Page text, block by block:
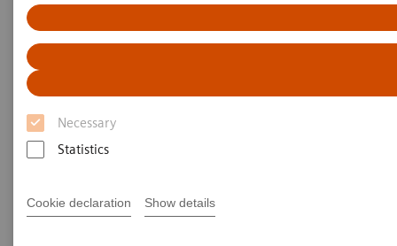
Necessary
Statistics
Cookie declaration Show details
Sistema de Análisis de Sangre epoc®
Sistema de Análisis
epoc®
Resultados correctos en el momento